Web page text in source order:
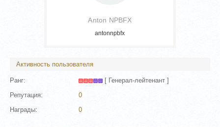
Anton NPBFX
antonnpbfx
Активность пользователя
Ранг: [ Генерал-лейтенант ]
Репутация: 0
Награды: 0